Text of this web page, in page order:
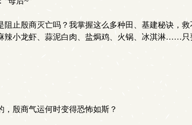
止殷商灭亡吗？我掌握这么多种田、基建秘诀，
小龙虾、蒜泥白肉、盐焗鸡、火锅、冰淇淋……只
殷商气运何时变得恐怖如斯？